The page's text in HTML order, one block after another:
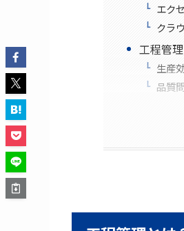
エク
クラ
工程管
生産
品質